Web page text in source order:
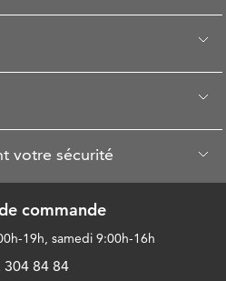
votre sécurité
commande
19h, samedi 9:00h-16h
304 84 84